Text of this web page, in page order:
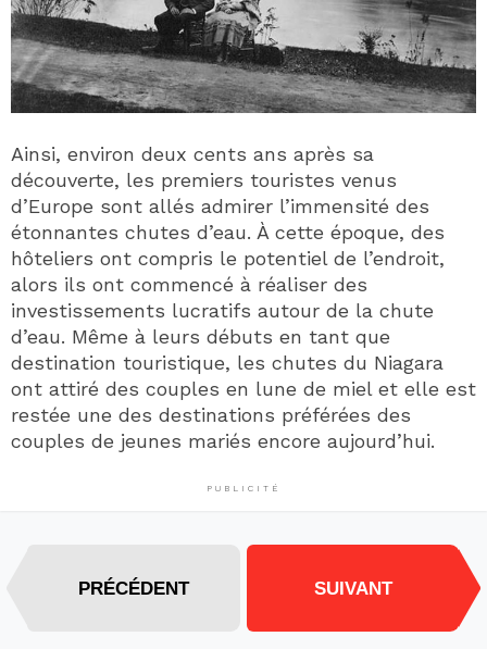
Ainsi, environ deux cents ans après sa
découverte, les premiers touristes venus
d’Europe sont allés admirer l’immensité des
étonnantes chutes d’eau. À cette époque, des
hôteliers ont compris le potentiel de l’endroit,
alors ils ont commencé à réaliser des
investissements lucratifs autour de la chute
d’eau. Même à leurs débuts en tant que
destination touristique, les chutes du Niagara
ont attiré des couples en lune de miel et elle est
restée une des destinations préférées des
couples de jeunes mariés encore aujourd’hui.
PUBLICITÉ
PRÉCÉDENT SUIVANT